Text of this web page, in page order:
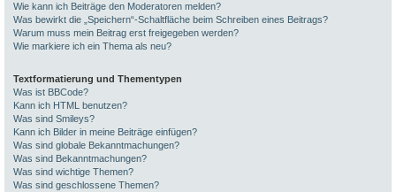
Wie kann ich Beiträge den Moderatoren melden?
Was bewirkt die „Speichern“-Schaltfläche beim Schreiben eines Beitrags?
Warum muss mein Beitrag erst freigegeben werden?
Wie markiere ich ein Thema als neu?
Textformatierung und Thementypen
Was ist BBCode?
Kann ich HTML benutzen?
Was sind Smileys?
Kann ich Bilder in meine Beiträge einfügen?
Was sind globale Bekanntmachungen?
Was sind Bekanntmachungen?
Was sind wichtige Themen?
Was sind geschlossene Themen?